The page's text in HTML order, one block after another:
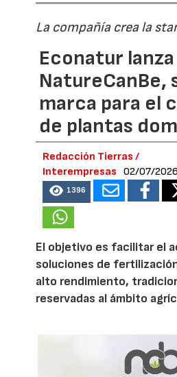
La compañía crea la
Econatur lanza
NatureCanBe,
marca para el
de plantas
Redacción Tierras /
Interempresas
02/07/2026
1396
El objetivo es facilitar el
soluciones de
alto rendimiento,
reservadas al ámbito